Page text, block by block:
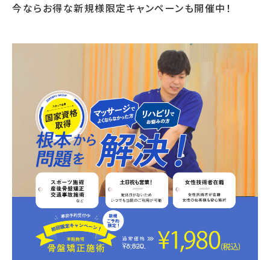
今ならお得な新規様限定キャンペーンも開催中！